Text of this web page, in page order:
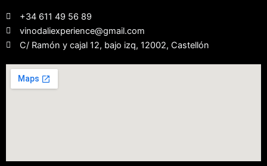
+34 611 49 56 89
vinodaliexperience@gmail.com
C/ Ramón y cajal 12, bajo izq, 12002, Castellón